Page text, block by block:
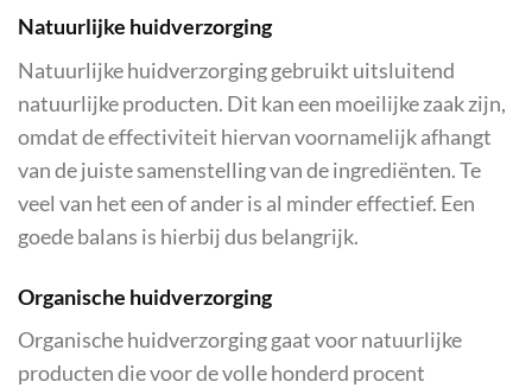
Natuurlijke huidverzorging
Natuurlijke huidverzorging gebruikt uitsluitend
natuurlijke producten. Dit kan een moeilijke zaak zijn,
omdat de effectiviteit hiervan voornamelijk afhangt
van de juiste samenstelling van de ingrediënten. Te
veel van het een of ander is al minder effectief. Een
goede balans is hierbij dus belangrijk.
Organische huidverzorging
Organische huidverzorging gaat voor natuurlijke
producten die voor de volle honderd procent